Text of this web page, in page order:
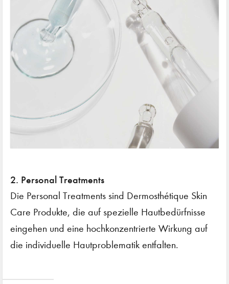
2. Personal Treatments
Die Personal Treatments sind Dermosthétique Skin
Care Produkte, die auf spezielle Hautbedürfnisse
eingehen und eine hochkonzentrierte Wirkung auf
die individuelle Hautproblematik entfalten.